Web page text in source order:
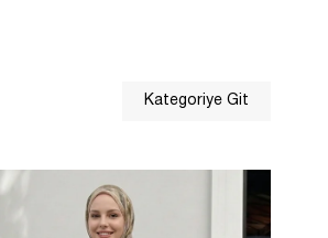
Kategoriye Git